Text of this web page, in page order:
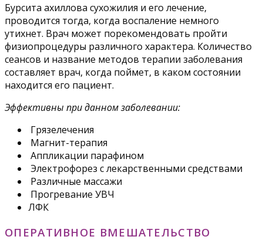
Бурсита ахиллова сухожилия и его лечение,
проводится тогда, когда воспаление немного
утихнет. Врач может порекомендовать пройти
физиопроцедуры различного характера. Количество
сеансов и название методов терапии заболевания
составляет врач, когда поймет, в каком состоянии
находится его пациент.
Эффективны при данном заболевании:
Грязелечения
Магнит-терапия
Аппликации парафином
Электрофорез с лекарственными средствами
Различные массажи
Прогревание УВЧ
ЛФК
ОПЕРАТИВНОЕ ВМЕШАТЕЛЬСТВО